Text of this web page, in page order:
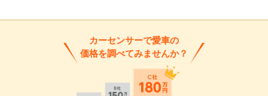
カーセンサーで愛車の
価格を調べてみませんか？